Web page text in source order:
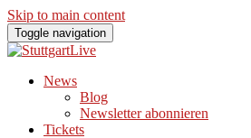
Skip to main content
Toggle navigation
News
Blog
Newsletter abonnieren
Tickets